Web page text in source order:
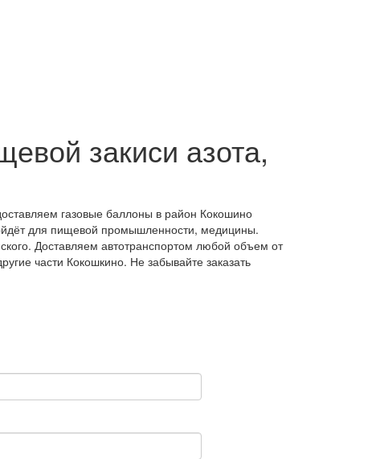
закиси азота,
газовые баллоны в район Кокошино
для пищевой промышленности, медицины.
Доставляем автотранспортом любой объем от
части Кокошкино. Не забывайте заказать